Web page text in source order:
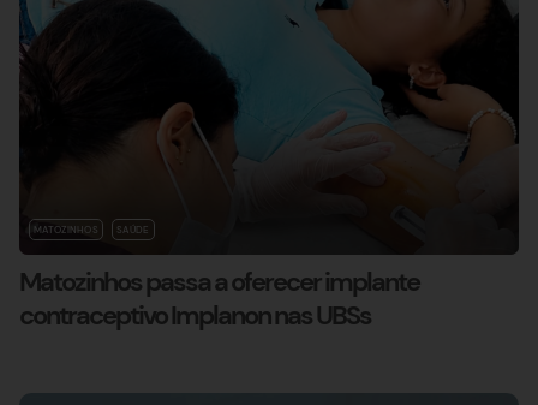
MATOZINHOS SAÚDE
Matozinhos passa a oferecer implante
contraceptivo Implanon nas UBSs